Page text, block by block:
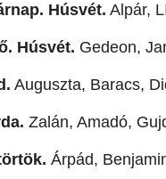
Húsvét. Alpár,
Húsvét. Gedeon,
Auguszta, Baracs,
Zalán, Amadó,
Árpád,